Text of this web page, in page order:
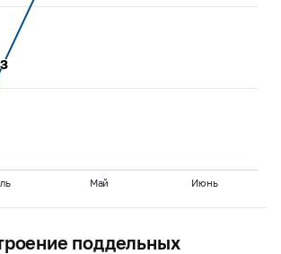
Май Июнь
поддельных